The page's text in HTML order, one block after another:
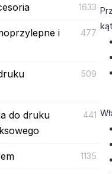
1633
i
477
509
do druku
441
1135